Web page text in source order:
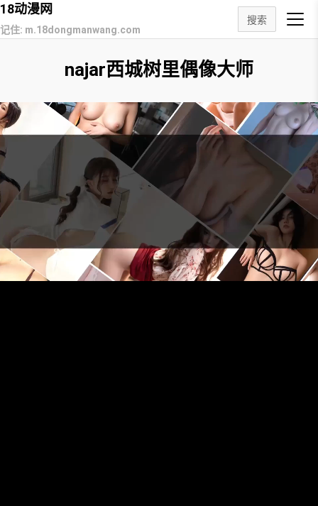
18动漫网
记住: m.18dongmanwang.com
搜索
najar西城树里偶像大师